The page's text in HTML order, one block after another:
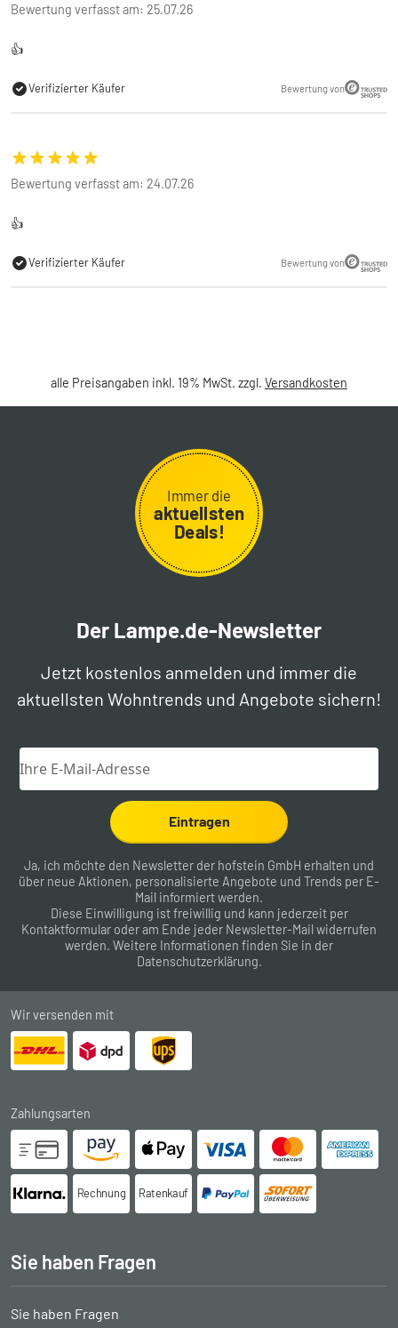
Bewertung verfasst am: 25.07.26
👍
Verifizierter Käufer Bewertung von
Bewertung verfasst am: 24.07.26
👍
Verifizierter Käufer Bewertung von
alle Preisangaben inkl. 19% MwSt. zzgl. Versandkosten
Immer die
aktuellsten
Deals!
Der Lampe.de-Newsletter
Jetzt kostenlos anmelden und immer die
aktuellsten Wohntrends und Angebote sichern!
Eintragen
Ja, ich möchte den Newsletter der hofstein GmbH erhalten und
über neue Aktionen, personalisierte Angebote und Trends per E-
Mail informiert werden.
Diese Einwilligung ist freiwillig und kann jederzeit per
Kontaktformular oder am Ende jeder Newsletter-Mail widerrufen
werden. Weitere Informationen finden Sie in der
Datenschutzerklärung.
Wir versenden mit
Zahlungsarten
Rechnung Ratenkauf
Sie haben Fragen
Sie haben Fragen